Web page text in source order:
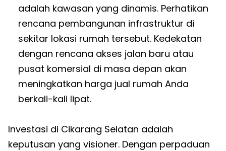
adalah kawasan yang dinamis. Perhatikan
rencana pembangunan infrastruktur di
sekitar lokasi rumah tersebut. Kedekatan
dengan rencana akses jalan baru atau
pusat komersial di masa depan akan
meningkatkan harga jual rumah Anda
berkali-kali lipat.
Investasi di Cikarang Selatan adalah
keputusan yang visioner. Dengan perpaduan